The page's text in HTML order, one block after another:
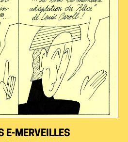
E-MERVEILLES